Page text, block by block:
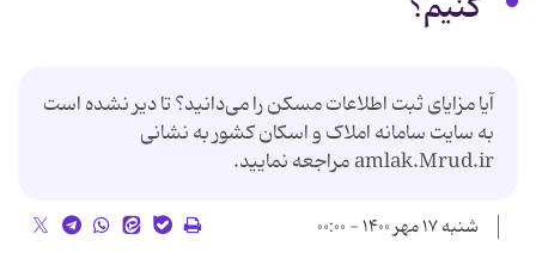
آیا مزایای ثبت اطلاعات مسکن را می‌دانید؟ تا دیر نشده است
به سایت سامانه املاک و اسکان کشور به نشانی
amlak.Mrud.ir مراجعه نمایید.
شنبه ۱۷ مهر ۱۴۰۰ - ۰۰:۰۰